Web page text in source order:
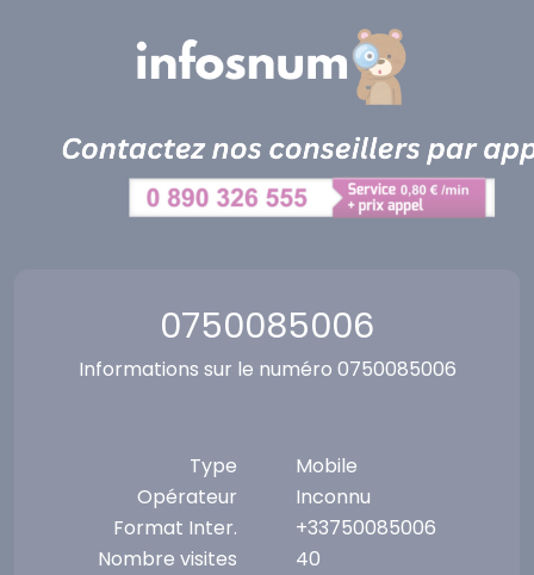
0750085006
Informations sur le numéro 0750085006
Type
Mobile
Opérateur
Inconnu
Format Inter.
+33750085006
Nombre visites
40